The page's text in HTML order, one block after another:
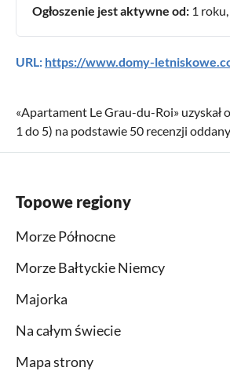
Ogłoszenie jest aktywne od: 1
URL: https://www.domy-
«Apartament Le Grau-du-Roi» uzyskał
1 do 5) na podstawie 50 recenzji
Topowe regiony
Morze Północne
Morze Bałtyckie Niemcy
Majorka
Na całym świecie
Mapa strony